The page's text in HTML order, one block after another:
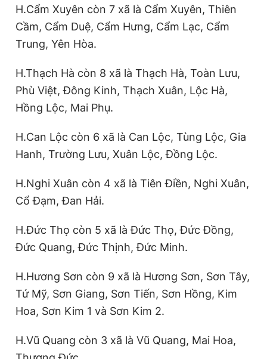
H.Cẩm Xuyên còn 7 xã là Cẩm Xuyên, Thiên
Cầm, Cẩm Duệ, Cẩm Hưng, Cẩm Lạc, Cẩm
Trung, Yên Hòa.
H.Thạch Hà còn 8 xã là Thạch Hà, Toàn Lưu,
Phù Việt, Đông Kinh, Thạch Xuân, Lộc Hà,
Hồng Lộc, Mai Phụ.
H.Can Lộc còn 6 xã là Can Lộc, Tùng Lộc, Gia
Hanh, Trường Lưu, Xuân Lộc, Đồng Lộc.
H.Nghi Xuân còn 4 xã là Tiên Điền, Nghi Xuân,
Cổ Đạm, Đan Hải.
H.Đức Thọ còn 5 xã là Đức Thọ, Đức Đồng,
Đức Quang, Đức Thịnh, Đức Minh.
H.Hương Sơn còn 9 xã là Hương Sơn, Sơn Tây,
Tứ Mỹ, Sơn Giang, Sơn Tiến, Sơn Hồng, Kim
Hoa, Sơn Kim 1 và Sơn Kim 2.
H.Vũ Quang còn 3 xã là Vũ Quang, Mai Hoa,